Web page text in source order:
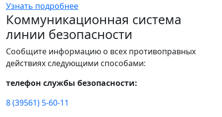
Узнать подробнее
Коммуникационная система
линии безопасности
Сообщите информацию о всех противоправных
действиях следующими способами:
телефон службы безопасности:
8 (39561) 5-60-11